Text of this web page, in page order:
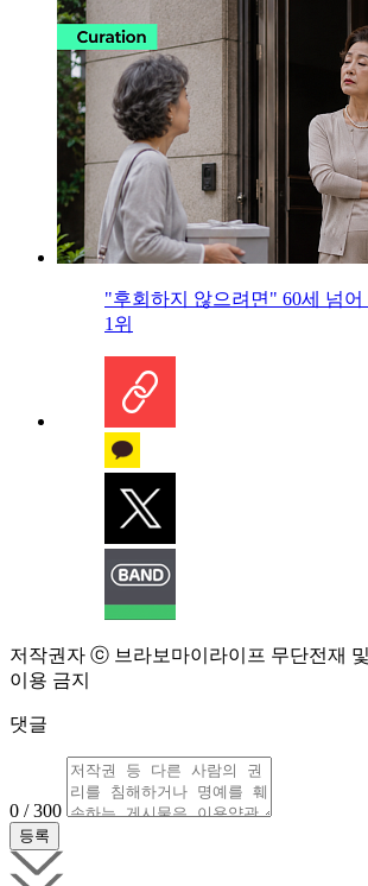
"후회하지 않으려면" 60세 넘
1위
저작권자 ⓒ 브라보마이라이프 무단전재
이용 금지
댓글
0 / 300